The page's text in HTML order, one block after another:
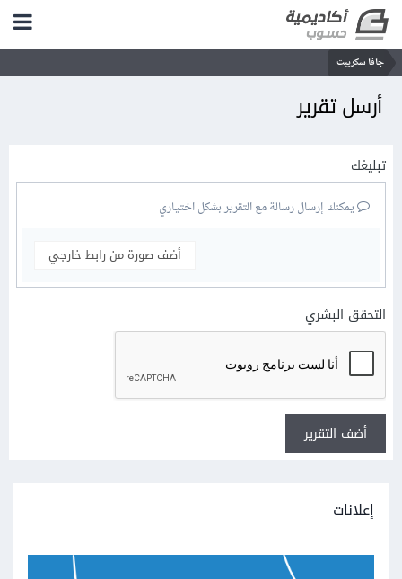
جافا سكريبت
أرسل تقرير
تبليغك
يمكنك إرسال رسالة مع التقرير بشكل اختياري
أضف صورة من رابط خارجي
التحقق البشري
أضف التقرير
إعلانات